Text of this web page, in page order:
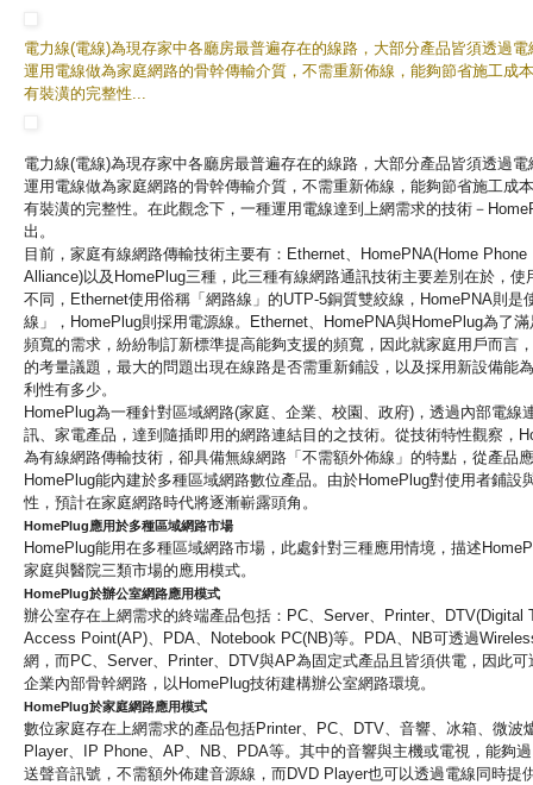
電力線(電線)為現存家中各廳房最普遍存在的線路， 大部分產品皆須透過電
運用電線做為家庭網路的骨幹傳輸介質，不需重新佈線， 能夠節省施工成
有裝潢的完整性...
電力線(電線)為現存家中各廳房最普遍存在的線路， 大部分產品皆須透過電
運用電線做為家庭網路的骨幹傳輸介質，不需重新佈線， 能夠節省施工成
有裝潢的完整性。在此觀念下， 一種運用電線達到上網需求的技術－
出。
目前，家庭有線網路傳輸技術主要有：Ethernet、 HomePNA(Home Phone
Alliance)以及HomePlug三種， 此三種有線網路通訊技術主要差別在於，使
不同， Ethernet使用俗稱「網路線」的UTP-5銅質雙絞線， HomePNA則是
線」， HomePlug則採用電源線。Ethernet、 HomePNA與HomePlug為了
頻寬的需求 ，紛紛制訂新標準提高能夠支援的頻寬，因此就家庭用戶而言，
的考量議題，最大的問題出現在線路是否需重新鋪設， 以及採用新設備能
利性有多少。
HomePlug為一種針對區域網路(家庭、企業、校園、政府) ，透過內部電線
訊、家電產品， 達到隨插即用的網路連結目的之技術。從技術特性觀察，
為有線網路傳輸技術，卻具備無線網路「不需額外佈線」的特點，從產品
HomePlug能內建於多種區域網路數位產品。 由於HomePlug對使用者鋪設
性， 預計在家庭網路時代將逐漸嶄露頭角。
HomePlug應用於多種區域網路市場
HomePlug能用在多種區域網路市場， 此處針對三種應用情境，描述
家庭與醫院三類市場的應用模式。
HomePlug於辦公室網路應用模式
辦公室存在上網需求的終端產品包括：PC、Server、 Printer、DTV(Digital
Access Point(AP)、PDA、Notebook PC(NB)等。PDA、 NB可透過
網，而PC、 Server、Printer、 DTV與AP為固定式產品且皆須供電， 因此可
企業內部骨幹網路， 以HomePlug技術建構辦公室網路環境。
HomePlug於家庭網路應用模式
數位家庭存在上網需求的產品包括Printer、PC、DTV、 音響、冰箱、微波
Player、IP Phone、AP、NB、PDA等。其中的音響與主機或電視， 能夠
送聲音訊號，不需額外佈建音源線，而DVD Player也可以透過電線同時提